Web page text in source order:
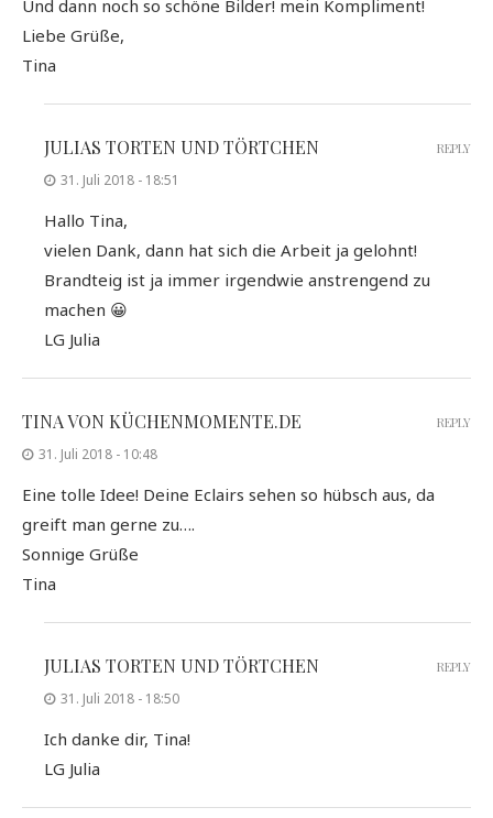
Und dann noch so schöne Bilder! mein Kompliment!
Liebe Grüße,
Tina
JULIAS TORTEN UND TÖRTCHEN
31. Juli 2018 - 18:51
Hallo Tina,
vielen Dank, dann hat sich die Arbeit ja gelohnt!
Brandteig ist ja immer irgendwie anstrengend zu
machen 😀
LG Julia
REPLY
TINA VON KÜCHENMOMENTE.DE
31. Juli 2018 - 10:48
Eine tolle Idee! Deine Eclairs sehen so hübsch aus, da
greift man gerne zu….
Sonnige Grüße
Tina
REPLY
JULIAS TORTEN UND TÖRTCHEN
31. Juli 2018 - 18:50
Ich danke dir, Tina!
LG Julia
REPLY